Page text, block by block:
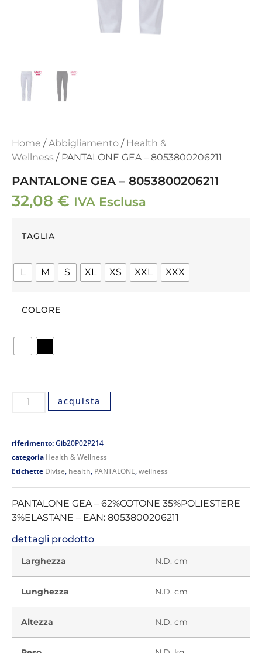
Home /Abbigliamento / Health &
Wellness / PANTALONE GEA – 8053800206211
PANTALONE GEA – 8053800206211
32,08 € IVA Esclusa
TAGLIA
L M S XL XS XXL XXX
COLORE
acquista
riferimento:Gib20P02P214
categoria Health & Wellness
Etichette Divise, health, PANTALONE,wellness
PANTALONE GEA – 62%COTONE 35%POLIESTERE
3%ELASTANE – EAN: 8053800206211
dettagli prodotto
Larghezza N.D. cm
Lunghezza N.D. cm
Altezza N.D. cm